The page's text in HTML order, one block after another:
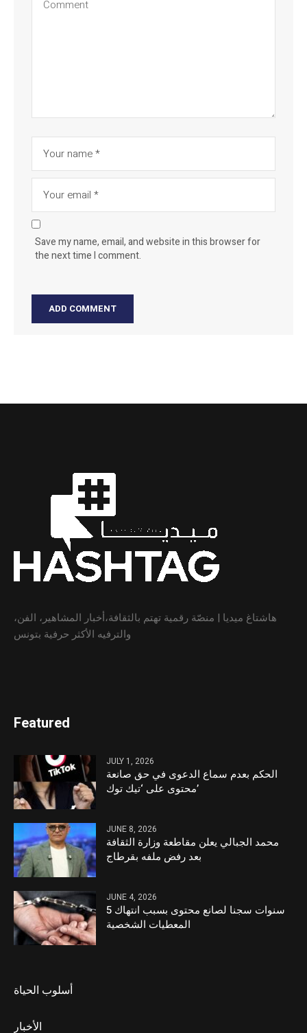
Save my name, email, and website in this browser for
the next time I comment.
هاشتاغ ميديا | منصّة رقمية تهتم بالثقافة،أخبار المشاهير، الفن،
والترفيه الأكثر حرفية بتونس
Featured
JULY 1, 2026
الحكم بعدم سماع الدعوى في حق صانعة
محتوى على ‘تيك توك’
JUNE 8, 2026
محمد الجبالي يعلن مقاطعة وزارة الثقافة
بعد رفض ملفه بقرطاج
JUNE 4, 2026
5 سنوات سجنا لصانع محتوى بسبب انتهاك
المعطيات الشخصية
أسلوب الحياة
الأخبار